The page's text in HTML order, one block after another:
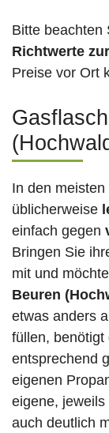
Bitte beachten
Richtwerte
Preise vor Ort
In den
üblicherweise
einfach gegen
Bringen Sie
mit und
Beuren
etwas anders
füllen, benötigt
entsprechend
eigenen
eigene,
auch deutlich